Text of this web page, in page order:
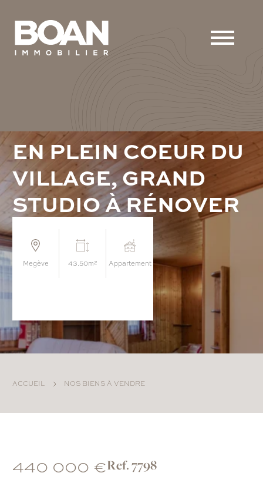
EN PLEIN COEUR DU
VILLAGE,GRAND
STUDIOÀRÉNOVER
megève 43.50m² appartement
ACCUEIL NOS BIENS À VENDRE
440 000 €Ref. 7798